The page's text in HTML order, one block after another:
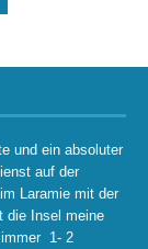
und ein absoluter
auf der
Laramie mit der
die Insel meine
immer 1- 2